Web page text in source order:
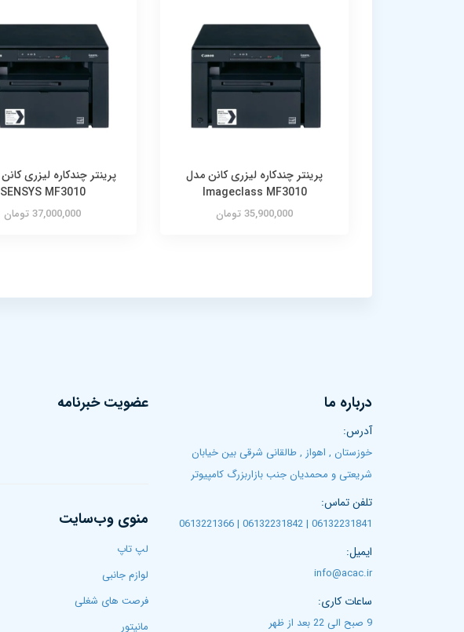
پرینتر چندکاره لیزری کانن مدل
Imageclass MF3010
35,900,000 تومان
SENSYS MF3010
37,000,000 تومان
درباره ما
آدرس:
خوزستان , اهواز , طالقانی شرقی بین خیابان
شریعتی و محمدیان جنب بازاربزرگ کامپیوتر
تلفن تماس:
06132231841 | 06132231842 | 0613221366
ایمیل:
info@acac.ir
ساعات کاری:
9 صبح الی 22 بعد از ظهر
عضویت خبرنامه
منوی وب‌سایت
لپ تاپ‌
لوازم جانبی
فرصت های شغلی
مانیتور